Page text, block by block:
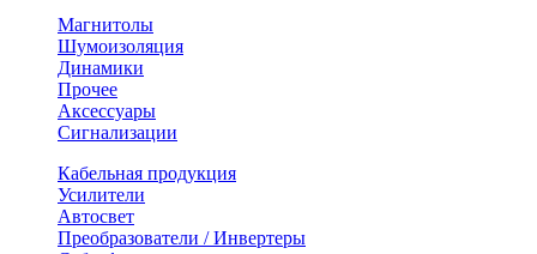
Магнитолы
Шумоизоляция
Динамики
Прочее
Аксессуары
Сигнализации
Кабельная продукция
Усилители
Автосвет
Преобразователи / Инвертеры